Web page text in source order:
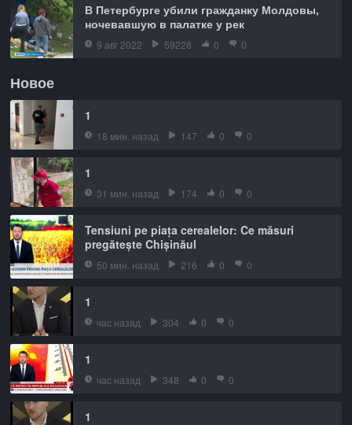
В Петербурге убили гражданку Молдовы,
ночевавшую в палатке у рек
9 авг 2022 59228 0 0
Новое
1
18 мин. назад 147 0 0
1
31 мин. назад 174 0 0
Tensiuni pe piața cerealelor: Ce măsuri
pregătește Chișinăul
50 мин. назад 216 0 0
1
час назад 304 0 0
1
час назад 348 0 0
1